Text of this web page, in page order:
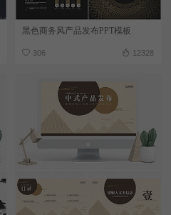
黑色商务风产品发布PPT模板
306 12328